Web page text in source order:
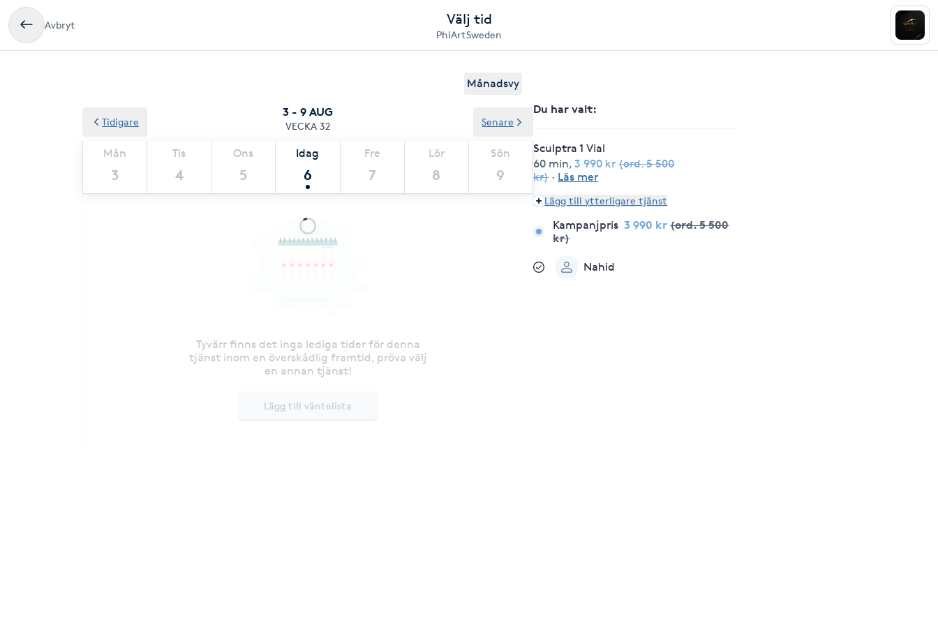
Avbryt Välj tid
PhiArtSweden
Månadsvy
3 - 9 AUG
VECKA 32
Mån
3
Tis
4
Ons
5
Idag
6
Fre
7
Lör
8
Sön
9
Tidigare Senare
Tyvärr finns det inga lediga tider för denna
tjänst inom en överskådlig framtid, pröva välj
en annan tjänst!
Lägg till väntelista
Du har valt:
Sculptra 1 Vial
60 min,3 990 kr(ord. 5 500
kr)· Läs mer
Lägg till ytterligare tjänst
Kampanjpris 3 990 kr(ord. 5 500
kr)
Nahid